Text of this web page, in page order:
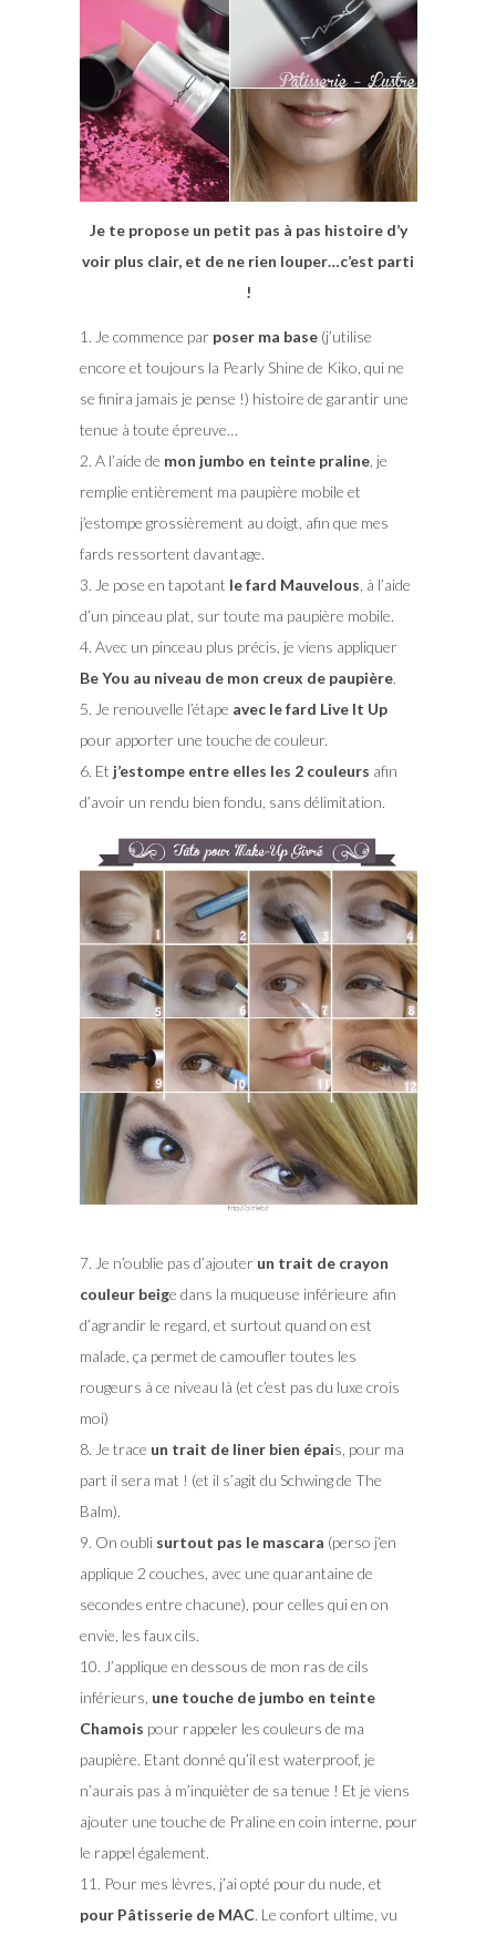
Je te propose un petit pas à pas histoire d’y
voir plus clair, et de ne rien louper…c’est parti
!
1. Je commence par poser ma base(j’utilise
encore et toujours la Pearly Shine de Kiko, qui ne
se finira jamais je pense !) histoire de garantir une
tenue à toute épreuve…
2. A l’aide de mon jumbo en teinte praline, je
remplie entièrement ma paupière mobile et
j’estompe grossièrement au doigt, afin que mes
fards ressortent davantage.
3. Je pose en tapotant le fard Mauvelous , à l’aide
d’un pinceau plat, sur toute ma paupière mobile.
4. Avec un pinceau plus précis, je viens appliquer
Be You au niveau de mon creux de paupière.
5. Je renouvelle l’étape avec le fard Live It Up
pour apporter une touche de couleur.
6. Et j’estompe entre elles les 2 couleurs afin
d’avoir un rendu bien fondu, sans délimitation.
7. Je n’oublie pas d’ajouter un trait de crayon
couleur beige dans la muqueuse inférieure afin
d’agrandir le regard, et surtout quand on est
malade, ça permet de camoufler toutes les
rougeurs à ce niveau là (et c’est pas du luxe crois
moi)
8. Je trace un trait de liner bien épais, pour ma
part il sera mat ! (et il s’agit du Schwing de The
Balm).
9. On oubli surtout pas le mascara (perso j’en
applique 2 couches, avec une quarantaine de
secondes entre chacune), pour celles qui en on
envie, les faux cils.
10. J’applique en dessous de mon ras de cils
inférieurs, une touche de jumbo en teinte
Chamois pour rappeler les couleurs de ma
paupière. Etant donné qu’il est waterproof, je
n’aurais pas à m’inquièter de sa tenue ! Et je viens
ajouter une touche de Praline en coin interne, pour
le rappel également.
11. Pour mes lèvres, j’ai opté pour du nude, et
pour Pâtisserie de MAC. Le confort ultime, vu